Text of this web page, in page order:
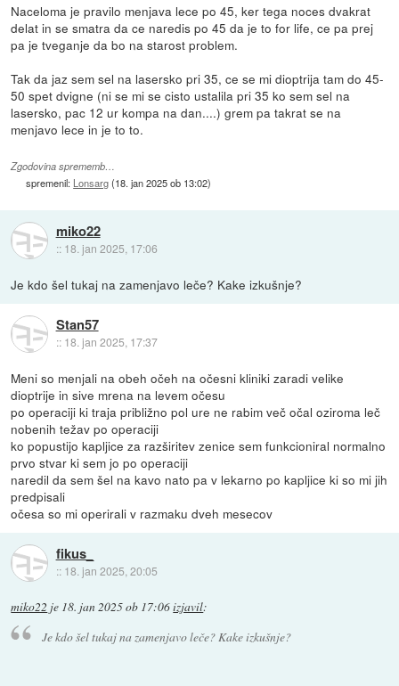
Naceloma je pravilo menjava lece po 45, ker tega noces dvakrat
delat in se smatra da ce naredis po 45 da je to for life, ce pa prej
pa je tveganje da bo na starost problem.
Tak da jaz sem sel na lasersko pri 35, ce se mi dioptrija tam do 45-
50 spet dvigne (ni se mi se cisto ustalila pri 35 ko sem sel na
lasersko, pac 12 ur kompa na dan....) grem pa takrat se na
menjavo lece in je to to.
Zgodovina sprememb…
spremenil: Lonsarg(18. jan 2025 ob 13:02)
miko22
:: 18. jan 2025, 17:06
Je kdo šel tukaj na zamenjavo leče? Kake izkušnje?
Stan57
:: 18. jan 2025, 17:37
Meni so menjali na obeh očeh na očesni kliniki zaradi velike
dioptrije in sive mrena na levem očesu
po operaciji ki traja približno pol ure ne rabim več očal oziroma leč
nobenih težav po operaciji
ko popustijo kapljice za razširitev zenice sem funkcioniral normalno
prvo stvar ki sem jo po operaciji
naredil da sem šel na kavo nato pa v lekarno po kapljice ki so mi jih
predpisali
očesa so mi operirali v razmaku dveh mesecov
fikus_
:: 18. jan 2025, 20:05
miko22 je 18. jan 2025 ob 17:06izjavil:
Je kdo šel tukaj na zamenjavo leče? Kake izkušnje?